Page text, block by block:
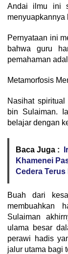
Andai ilmu ini
menyuapkannya
​Pernyataan ini
bahwa guru
pemahaman
​Metamorfosis
​Nasihat
bin Sulaiman.
belajar dengan
Baca Juga :
Khamenei
Cedera Terus
​Buah dari
membuahkan
Sulaiman
ulama besar
perawi hadis
jalur utama bagi